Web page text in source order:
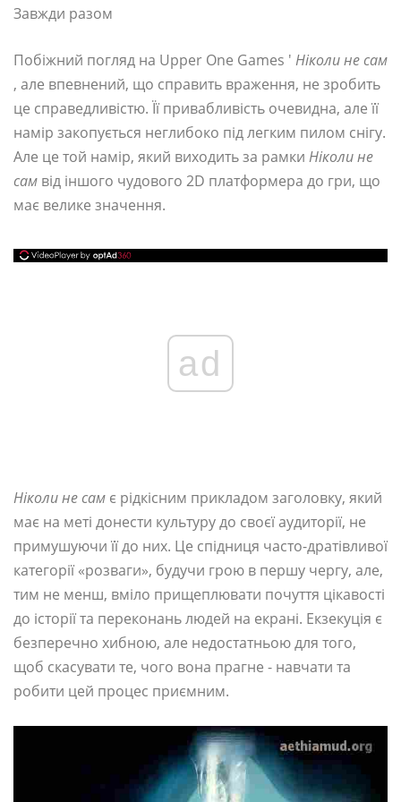
Завжди разом
Побіжний погляд на Upper One Games ' Ніколи не сам
, але впевнений, що справить враження, не зробить
це справедливістю. Її привабливість очевидна, але її
намір закопується неглибоко під легким пилом снігу.
Але це той намір, який виходить за рамки Ніколи не
сам від іншого чудового 2D платформера до гри, що
має велике значення.
ad
Ніколи не сам є рідкісним прикладом заголовку, який
має на меті донести культуру до своєї аудиторії, не
примушуючи її до них. Це спідниця часто-дратівливої
​​категорії «розваги», будучи грою в першу чергу, але,
тим не менш, вміло прищеплювати почуття цікавості
до історії та переконань людей на екрані. Екзекуція є
безперечно хибною, але недостатньою для того,
щоб скасувати те, чого вона прагне - навчати та
робити цей процес приємним.